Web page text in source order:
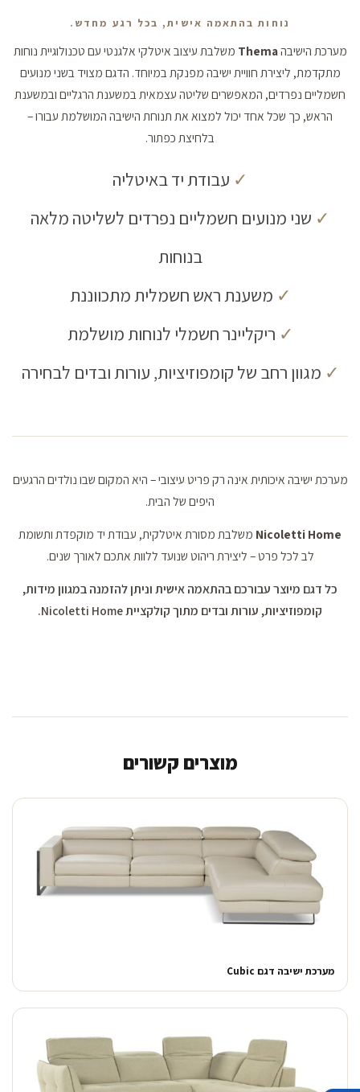
נוחות בהתאמה אישית, בכל רגע מחדש.
מערכת הישיבהThema משלבת עיצוב איטלקי אלגנטי עם טכנולוגיית נוחות
מתקדמת, ליצירת חוויית ישיבה מפנקת במיוחד. הדגם מצויד בשני מנועים
חשמליים נפרדים, המאפשרים שליטה עצמאית במשענת הרגליים ובמשענת
הראש, כך שכל אחד יכול למצוא את תנוחת הישיבה המושלמת עבורו –
בלחיצת כפתור.
✓ עבודת יד באיטליה
✓ שני מנועים חשמליים נפרדים לשליטה מלאה
בנוחות
✓ משענת ראש חשמלית מתכווננת
✓ ריקליינר חשמלי לנוחות מושלמת
✓ מגוון רחב של קומפוזיציות, עורות ובדים לבחירה
מערכת ישיבה איכותית אינה רק פריט עיצובי – היא המקום שבו נולדים הרגעים
היפים של הבית.
Nicoletti Home משלבת מסורת איטלקית, עבודת יד מוקפדת ותשומת
לב לכל פרט – ליצירת ריהוט שנועד ללוות אתכם לאורך שנים.
כל דגם מיוצר עבורכם בהתאמה אישית וניתן להזמנה במגוון מידות,
קומפוזיציות, עורות ובדים מתוך קולקציית Nicoletti Home.
מוצרים קשורים
מערכת ישיבה דגם Cubic